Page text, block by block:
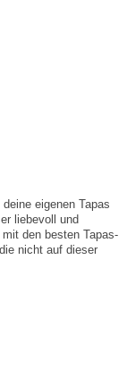
eigenen Tapas
liebevoll und
den besten Tapas-
nicht auf dieser